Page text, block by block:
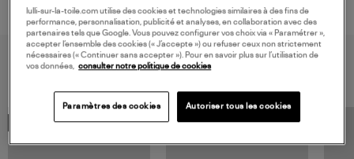
395,00 €
VOUS AIMEREZ AUSSI
MADE IN FRANCE MADE IN FRANCE
lulli-sur-la-toile.com utilise des cookies et technologies similaires à des fins de
performance, personnalisation, publicité et analyses, en collaboration avec des
partenaires tels que Google. Vous pouvez configurer vos choix via « Paramétrer »,
accepter l’ensemble des cookies (« J’accepte ») ou refuser ceux non strictement
nécessaires (« Continuer sans accepter »). Pour en savoir plus sur l’utilisation de
vos données, consulter notre politique de cookies
Paramètres des cookies Autoriser tous les cookies